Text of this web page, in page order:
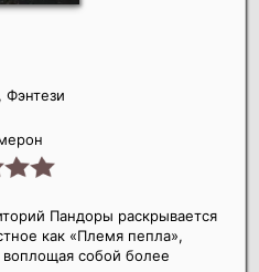
Фэнтези
Пандоры раскрывается
как «Племя пепла»,
собой более